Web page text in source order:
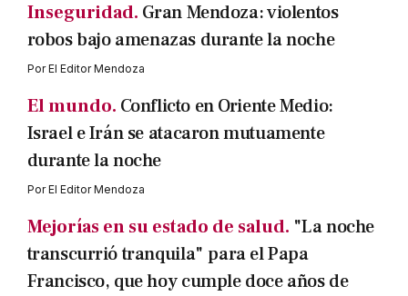
Inseguridad. Gran Mendoza: violentos
robos bajo amenazas durante la noche
PorEl Editor Mendoza
El mundo. Conflicto en Oriente Medio:
Israel e Irán se atacaron mutuamente
durante la noche
PorEl Editor Mendoza
Mejorías en su estado de salud. "La noche
transcurrió tranquila" para el Papa
Francisco, que hoy cumple doce años de